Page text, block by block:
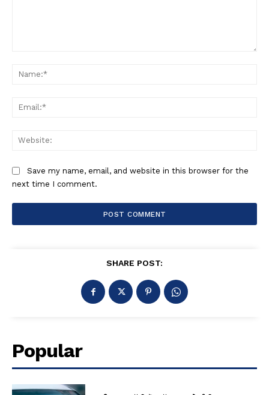
Save my name, email, and website in this browser for the
next time I comment.
SHARE POST:
Popular